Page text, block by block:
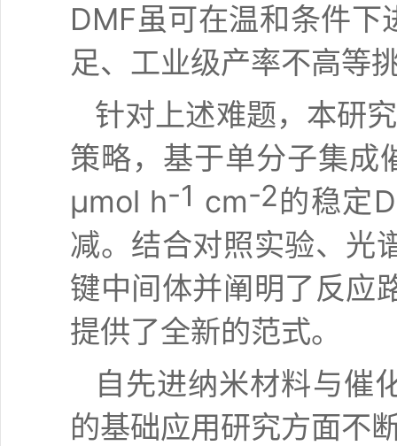
DMF虽可在温和条件
足、工业级产率不高等
针对上述难题，本研
策略，基于单分子集成
μmol h-1 cm-2的稳定
减。结合对照实验、光
键中间体并阐明了反应
提供了全新的范式。
自先进纳米材料与催
的基础应用研究方面不